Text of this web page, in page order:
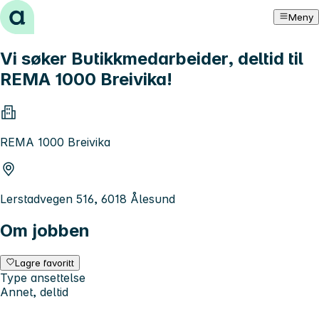
Hopp til innhold Meny
Vi søker Butikkmedarbeider, deltid til
REMA 1000 Breivika!
REMA 1000 Breivika
Lerstadvegen 516, 6018 Ålesund
Om jobben
Lagre favoritt
Type ansettelse
Annet, deltid